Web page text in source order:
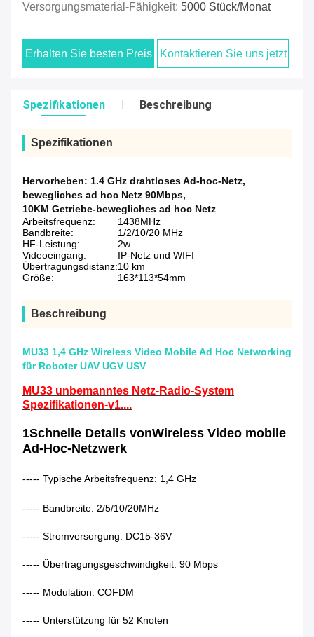
Versorgungsmaterial-Fähigkeit: 5000 Stück/Monat
Erhalten Sie besten Preis Kontaktieren Sie uns jetzt
Spezifikationen Beschreibung
Spezifikationen
Hervorheben: 1.4 GHz drahtloses Ad-hoc-Netz,
bewegliches ad hoc Netz 90Mbps,
10KM Getriebe-bewegliches ad hoc Netz
Arbeitsfrequenz:
1438MHz
Bandbreite:
1/2/10/20 MHz
HF-Leistung:
2w
Videoeingang:
IP-Netz und WIFI
Übertragungsdistanz:10 km
Größe:
163*113*54mm
Beschreibung
MU33 1,4 GHz Wireless Video Mobile Ad Hoc Networking
für Roboter UAV UGV USV
MU33 unbemanntes Netz-Radio-System
Spezifikationen-v1....
1Schnelle Details vonWireless Video mobile
Ad-Hoc-Netzwerk
----- Typische Arbeitsfrequenz: 1,4 GHz
----- Bandbreite: 2/5/10/20MHz
----- Stromversorgung: DC15-36V
----- Übertragungsgeschwindigkeit: 90 Mbps
----- Modulation: COFDM
----- Unterstützung für 52 Knoten